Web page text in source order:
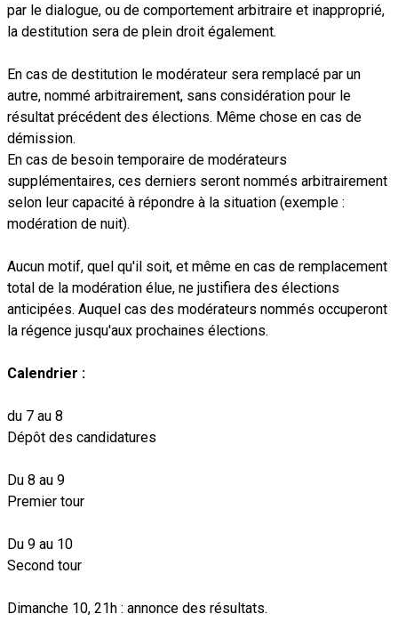
par le dialogue, ou de comportement arbitraire et inapproprié,
la destitution sera de plein droit également.
En cas de destitution le modérateur sera remplacé par un
autre, nommé arbitrairement, sans considération pour le
résultat précédent des élections. Même chose en cas de
démission.
En cas de besoin temporaire de modérateurs
supplémentaires, ces derniers seront nommés arbitrairement
selon leur capacité à répondre à la situation (exemple :
modération de nuit).
Aucun motif, quel qu'il soit, et même en cas de remplacement
total de la modération élue, ne justifiera des élections
anticipées. Auquel cas des modérateurs nommés occuperont
la régence jusqu'aux prochaines élections.
Calendrier :
du 7 au 8
Dépôt des candidatures
Du 8 au 9
Premier tour
Du 9 au 10
Second tour
Dimanche 10, 21h : annonce des résultats.